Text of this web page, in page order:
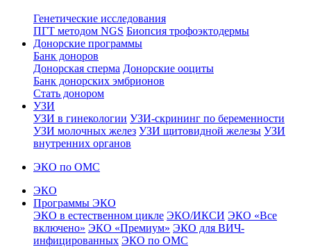
Генетические исследования
ПГТ методом NGS Биопсия трофоэктодермы
Донорские программы
Банк доноров
Донорская сперма Донорские ооциты
Банк донорских эмбрионов
Стать донором
УЗИ
УЗИ в гинекологии УЗИ-скрининг по беременности
УЗИ молочных желез УЗИ щитовидной железы УЗИ
внутренних органов
ЭКО по ОМС
ЭКО
Программы ЭКО
ЭКО в естественном цикле ЭКО/ИКСИ ЭКО «Все
включено» ЭКО «Премиум» ЭКО для ВИЧ-
инфицированных ЭКО по ОМС